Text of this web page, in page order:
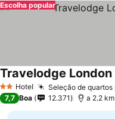
Escolha popular
2 Estrelas
Hotel Seleção de
Travelodge
7,7 Boa 12.371 a 2.2